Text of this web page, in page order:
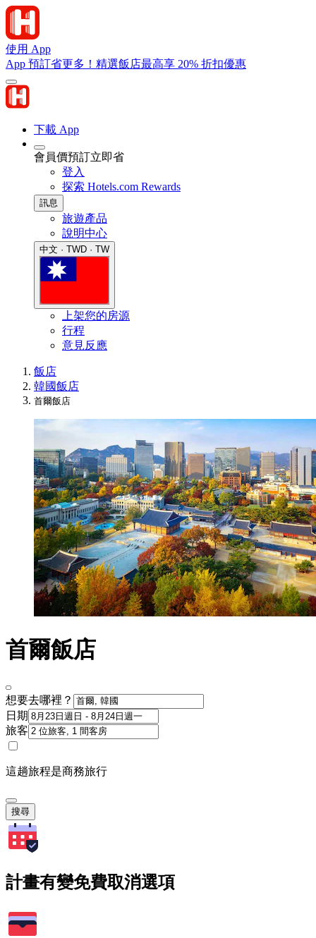
使用 App
App 預訂省更多！精選飯店最高享 20% 折扣優惠
下載 App
會員價預訂立即省
登入
探索 Hotels.com Rewards
訊息
旅遊產品
說明中心
中文 · TWD · TW
上架您的房源
行程
意見反應
飯店
韓國飯店
首爾飯店
首爾飯店
想要去哪裡？
日期
旅客
這趟旅程是商務旅行
搜尋
計畫有變免費取消選項